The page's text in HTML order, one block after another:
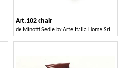
Art.102 chair
de Minotti Sedie by Arte Italia Home Srl